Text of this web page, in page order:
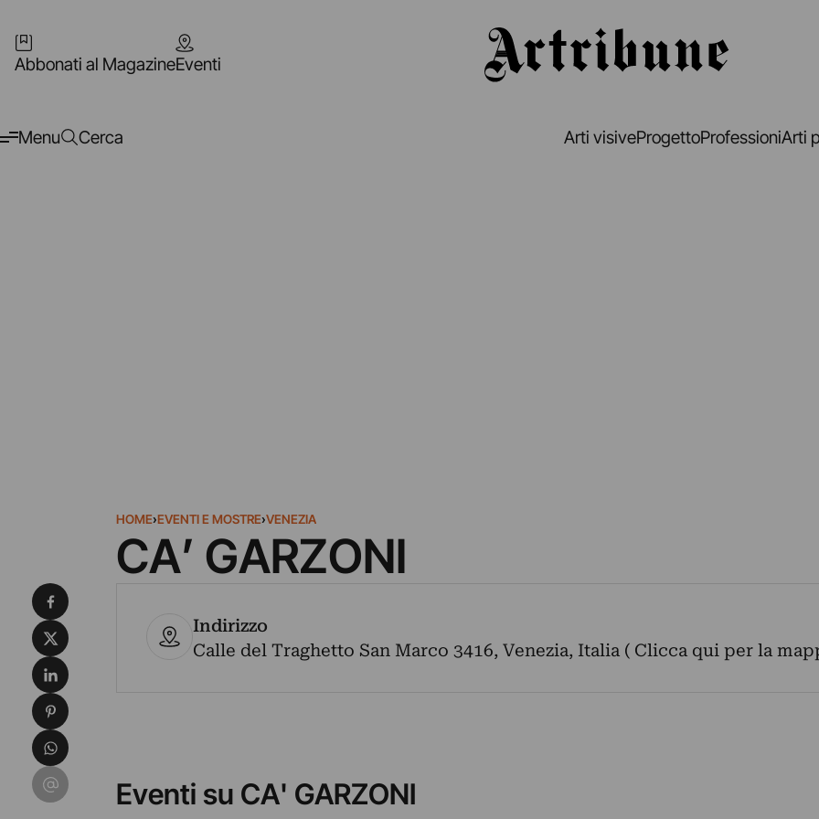
Abbonati al MagazineEventi
Menu Cerca Arti visiveProgettoProfessioniArti
HOME›EVENTI E MOSTRE›VENEZIA
CA’ GARZONI
Indirizzo
Calle del Traghetto San Marco 3416, Venezia, Italia ( Clicca qui per la
Eventi su CA' GARZONI
Condividi su Facebook
Condividi su X
Condividi su LinkedIn
Condividi su Pinterest
Condividi su WhatsApp
Condividi su Email